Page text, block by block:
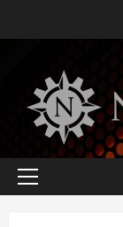
to
Primary